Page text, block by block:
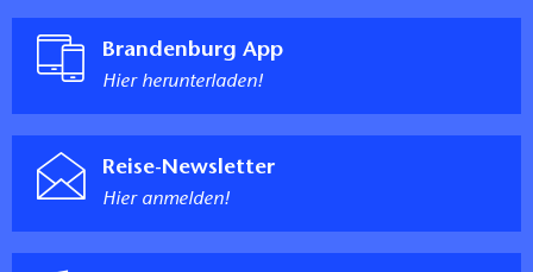
Brandenburg App
Hier herunterladen!
Reise-Newsletter
Hier anmelden!